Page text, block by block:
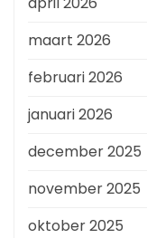
maart 2026
februari 2026
januari 2026
december 2025
november 2025
oktober 2025